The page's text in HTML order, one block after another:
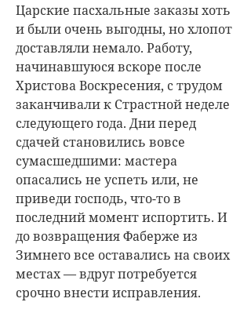
Царские пасхальные заказы хоть
и были очень выгодны, но хлопот
доставляли немало. Работу,
начинавшуюся вскоре после
Христова Воскресения, с трудом
заканчивали к Страстной неделе
следующего года. Дни перед
сдачей становились вовсе
сумасшедшими: мастера
опасались не успеть или, не
приведи господь, что-то в
последний момент испортить. И
до возвращения Фаберже из
Зимнего все оставались на своих
местах — вдруг потребуется
срочно внести исправления.